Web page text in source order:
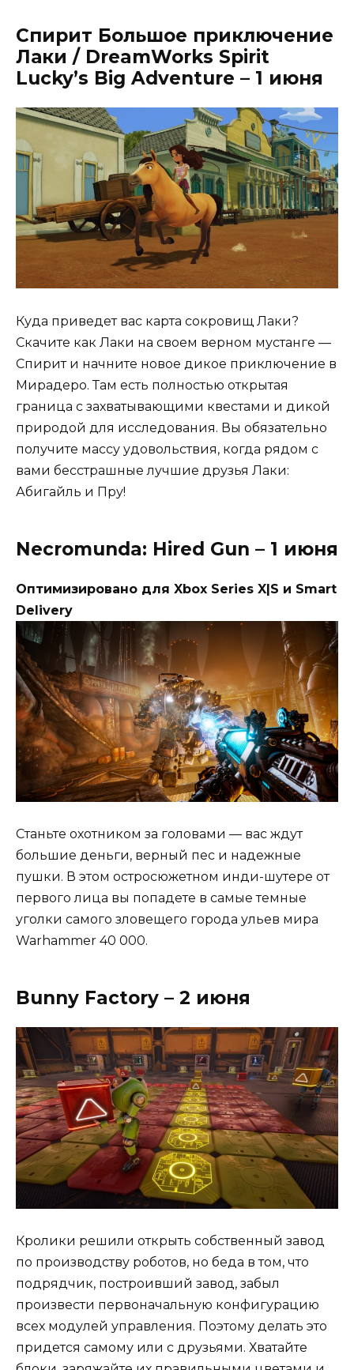
Спирит Большое приключение
Лаки / DreamWorks Spirit
Lucky’s Big Adventure – 1 июня
Куда приведет вас карта сокровищ Лаки?
Скачите как Лаки на своем верном мустанге —
Спирит и начните новое дикое приключение в
Мирадеро. Там есть полностью открытая
граница с захватывающими квестами и дикой
природой для исследования. Вы обязательно
получите массу удовольствия, когда рядом с
вами бесстрашные лучшие друзья Лаки:
Абигайль и Пру!
Necromunda: Hired Gun – 1 июня
Оптимизировано для Xbox Series X|S и Smart
Delivery
Станьте охотником за головами — вас ждут
большие деньги, верный пес и надежные
пушки. В этом остросюжетном инди-шутере от
первого лица вы попадете в самые темные
уголки самого зловещего города ульев мира
Warhammer 40 000.
Bunny Factory – 2 июня
Кролики решили открыть собственный завод
по производству роботов, но беда в том, что
подрядчик, построивший завод, забыл
произвести первоначальную конфигурацию
всех модулей управления. Поэтому делать это
придется самому или с друзьями. Хватайте